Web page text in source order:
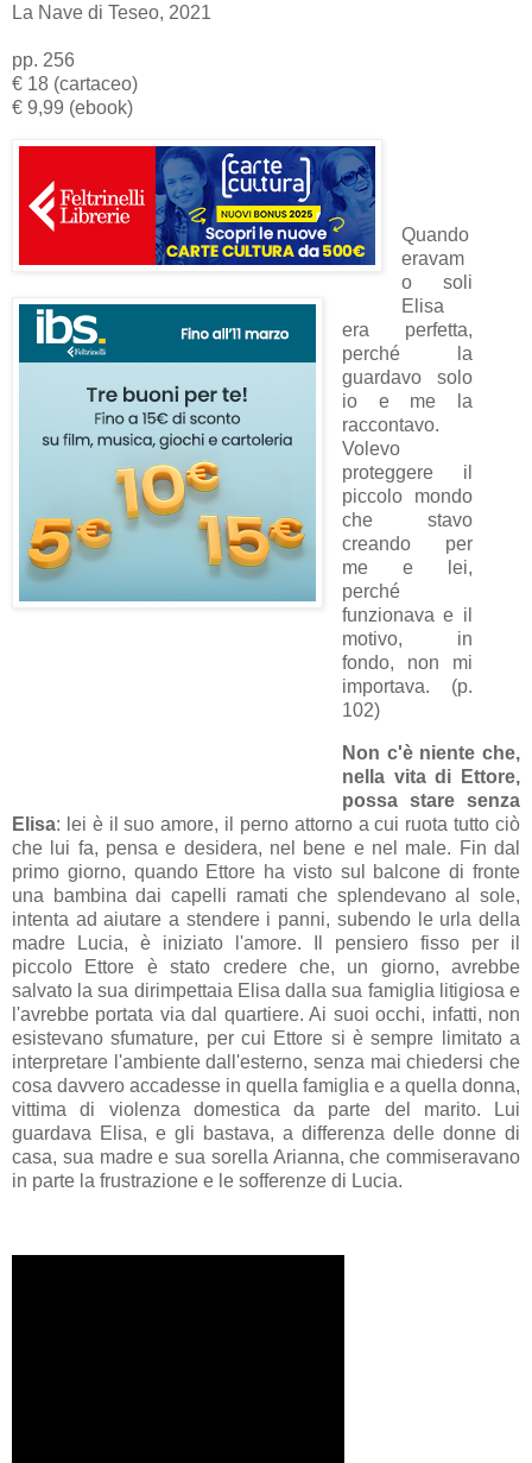
La Nave di Teseo, 2021
pp. 256
€ 18 (cartaceo)
€ 9,99 (ebook)
Quando
eravam
o soli
Elisa
era perfetta,
perché la
guardavo solo
io e me la
raccontavo.
Volevo
proteggere il
piccolo mondo
che stavo
creando per
me e lei,
perché
funzionava e il
motivo, in
fondo, non mi
importava. (p.
102)
Non c'è niente che,
nella vita di Ettore,
possa stare senza
Elisa: lei è il suo amore, il perno attorno a cui ruota tutto ciò
che lui fa, pensa e desidera, nel bene e nel male. Fin dal
primo giorno, quando Ettore ha visto sul balcone di fronte
una bambina dai capelli ramati che splendevano al sole,
intenta ad aiutare a stendere i panni, subendo le urla della
madre Lucia, è iniziato l'amore. Il pensiero fisso per il
piccolo Ettore è stato credere che, un giorno, avrebbe
salvato la sua dirimpettaia Elisa dalla sua famiglia litigiosa e
l'avrebbe portata via dal quartiere. Ai suoi occhi, infatti, non
esistevano sfumature, per cui Ettore si è sempre limitato a
interpretare l'ambiente dall'esterno, senza mai chiedersi che
cosa davvero accadesse in quella famiglia e a quella donna,
vittima di violenza domestica da parte del marito. Lui
guardava Elisa, e gli bastava, a differenza delle donne di
casa, sua madre e sua sorella Arianna, che commiseravano
in parte la frustrazione e le sofferenze di Lucia.